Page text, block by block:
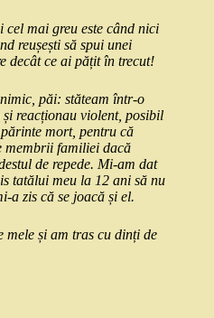
mai greu este când nici
reușești să spui unei
decât ce ai pățit în trecut!
păi: stăteam într-o
reacționau violent, posibil
mort, pentru că
membrii familiei dacă
de repede. Mi-am dat
tatălui meu la 12 ani să nu
a zis că se joacă și el.
mele și am tras cu dinți de